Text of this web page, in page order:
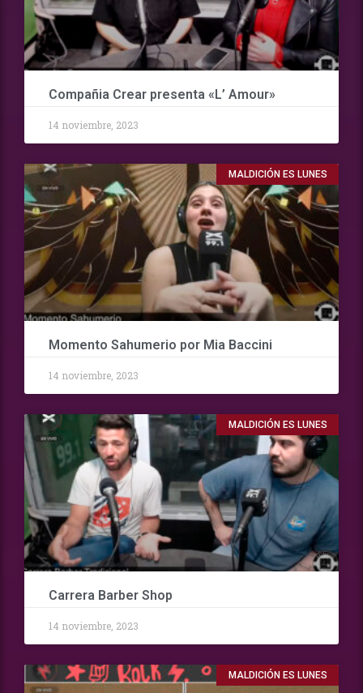
Compañia Crear presenta «L’ Amour»
14 noviembre, 2023
MALDICIÓN ES LUNES
Momento Sahumerio por Mia Baccini
14 noviembre, 2023
MALDICIÓN ES LUNES
Carrera Barber Shop
14 noviembre, 2023
MALDICIÓN ES LUNES